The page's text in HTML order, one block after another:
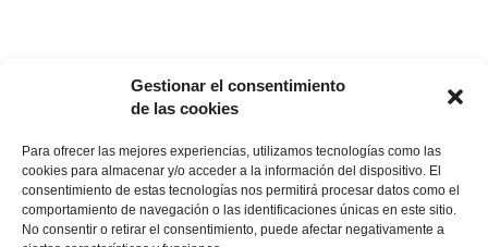
Gestionar el consentimiento
de las cookies
Para ofrecer las mejores experiencias, utilizamos tecnologías como las
cookies para almacenar y/o acceder a la información del dispositivo. El
consentimiento de estas tecnologías nos permitirá procesar datos como el
comportamiento de navegación o las identificaciones únicas en este sitio.
No consentir o retirar el consentimiento, puede afectar negativamente a